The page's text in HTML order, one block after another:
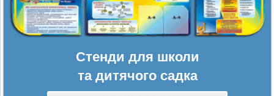
Стенди для школи
та дитячого садка